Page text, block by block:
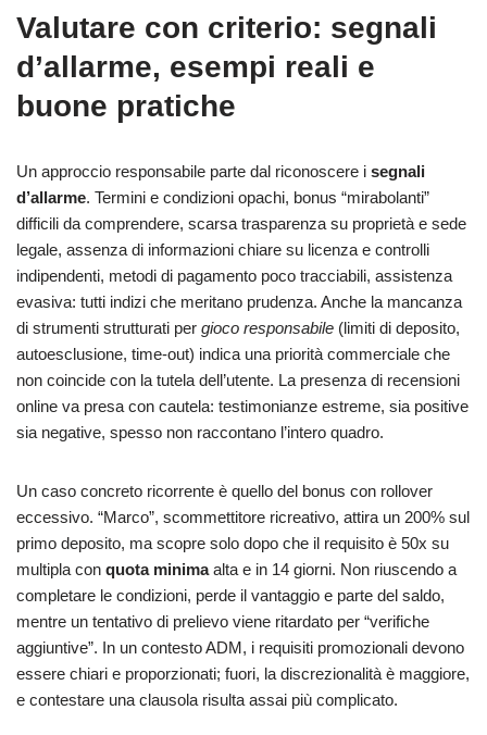
Valutare con criterio: segnali
d’allarme, esempi reali e
buone pratiche
Un approccio responsabile parte dal riconoscere i segnali
d’allarme. Termini e condizioni opachi, bonus “mirabolanti”
difficili da comprendere, scarsa trasparenza su proprietà e sede
legale, assenza di informazioni chiare su licenza e controlli
indipendenti, metodi di pagamento poco tracciabili, assistenza
evasiva: tutti indizi che meritano prudenza. Anche la mancanza
di strumenti strutturati per gioco responsabile (limiti di deposito,
autoesclusione, time-out) indica una priorità commerciale che
non coincide con la tutela dell’utente. La presenza di recensioni
online va presa con cautela: testimonianze estreme, sia positive
sia negative, spesso non raccontano l’intero quadro.
Un caso concreto ricorrente è quello del bonus con rollover
eccessivo. “Marco”, scommettitore ricreativo, attira un 200% sul
primo deposito, ma scopre solo dopo che il requisito è 50x su
multipla con quota minimaalta e in 14 giorni. Non riuscendo a
completare le condizioni, perde il vantaggio e parte del saldo,
mentre un tentativo di prelievo viene ritardato per “verifiche
aggiuntive”. In un contesto ADM, i requisiti promozionali devono
essere chiari e proporzionati; fuori, la discrezionalità è maggiore,
e contestare una clausola risulta assai più complicato.